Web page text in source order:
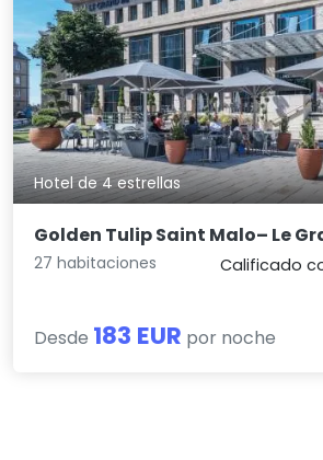
Hotel de 4 estrellas
Golden Tulip Saint Malo– Le
27 habitaciones
Calificado
Desde 183 EUR por noche